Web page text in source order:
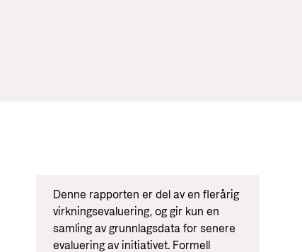
Denne rapporten er del av en flerårig
virkningsevaluering, og gir kun en
samling av grunnlagsdata for senere
evaluering av initiativet. Formell